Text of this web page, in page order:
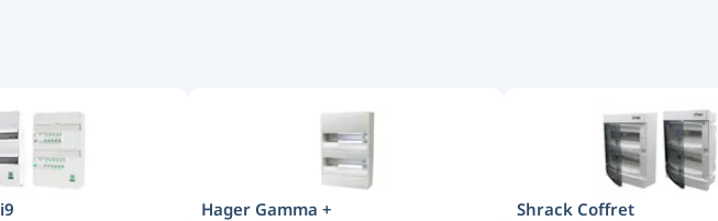
Hager Gamma + Shrack Coffret